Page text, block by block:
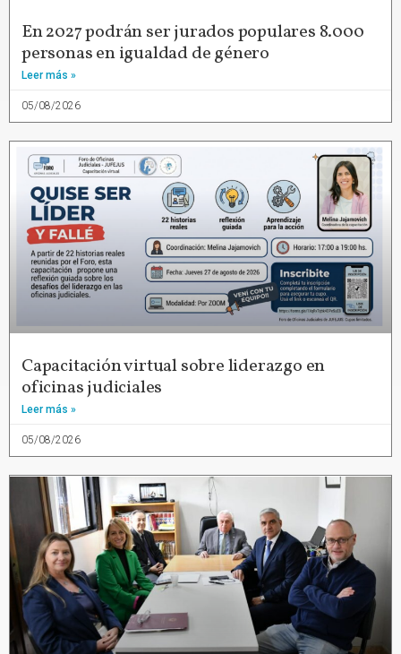
En 2027 podrán ser jurados populares 8.000
personas en igualdad de género
Leer más »
05/08/2026
Capacitación virtual sobre liderazgo en
oficinas judiciales
Leer más »
05/08/2026